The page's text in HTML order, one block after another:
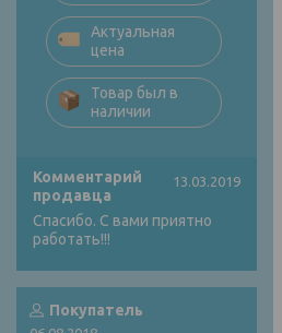
Актуальная
цена
Товар был в
наличии
Комментарий
продавца
13.03.2019
Спасибо. С вами приятно
работать!!!
Покупатель